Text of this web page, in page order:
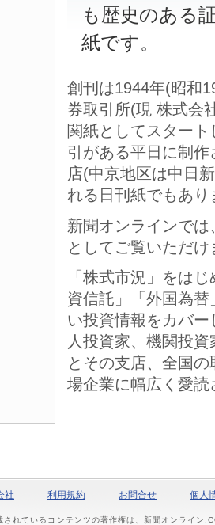
も歴史のある
紙です。
創刊は1944年(昭和
券取引所(現 株式会
関紙としてスター
引がある平日に制
店(中京地区は中日
れる日刊紙でもあり
新聞オンラインで
としてご覧いただけ
「株式市況」をは
資信託」「外国為
い投資情報をカバ
人投資家、機関投
とその支店、全国
場企業に幅広く愛読
社 利用規約 お問合せ 個人
れているコンテンツの著作権は、新聞オンライン